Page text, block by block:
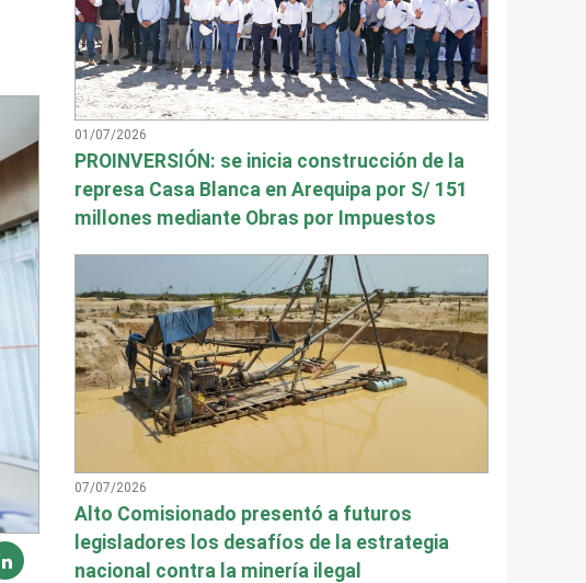
01/07/2026
PROINVERSIÓN: se inicia construcción de la
represa Casa Blanca en Arequipa por S/ 151
millones mediante Obras por Impuestos
07/07/2026
Alto Comisionado presentó a futuros
legisladores los desafíos de la estrategia
nacional contra la minería ilegal